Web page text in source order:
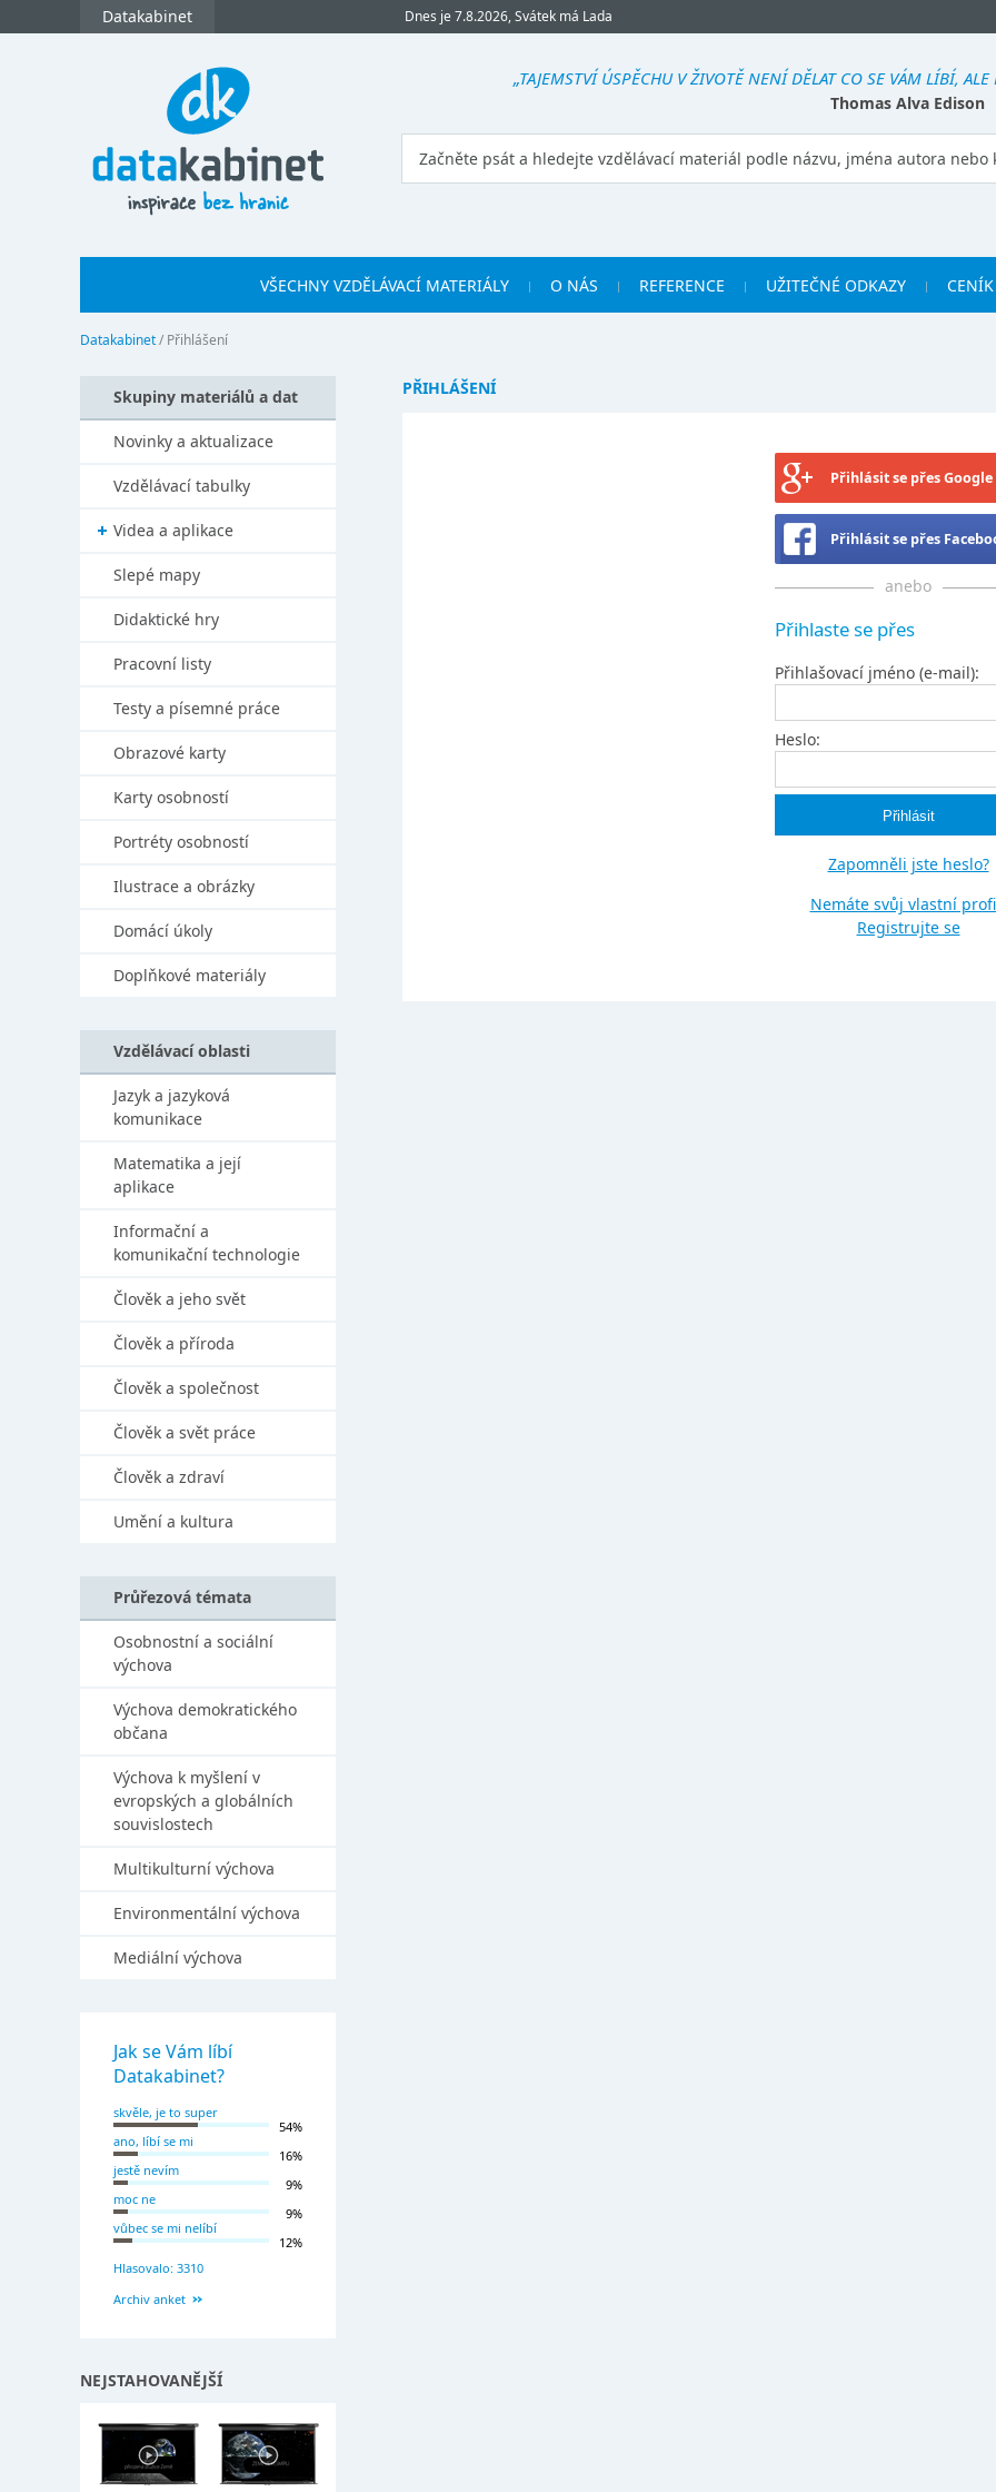
Datakabinet Dnes je 7.8.2026, Svátek má Lada
„TAJEMSTVÍ ÚSPĚCHU V ŽIVOTĚ NENÍ DĚLAT CO SE VÁM LÍBÍ,
Thomas Alva Edison
VŠECHNY VZDĚLÁVACÍ MATERIÁLY O NÁS REFERENCE UŽITEČNÉ ODKAZY
Datakabinet/ Přihlášení
PŘIHLÁŠENÍ
Přihlásit se přes Google
Přihlásit se přes
anebo
Přihlaste se přes
Přihlašovací jméno (e-mail):
Heslo:
Zapomněli jste heslo?
Nemáte svůj vlastní
Registrujte se
Skupiny materiálů a dat
Novinky a aktualizace
Vzdělávací tabulky
Videa a aplikace
Slepé mapy
Didaktické hry
Pracovní listy
Testy a písemné práce
Obrazové karty
Karty osobností
Portréty osobností
Ilustrace a obrázky
Domácí úkoly
Doplňkové materiály
Vzdělávací oblasti
Jazyk a jazyková
komunikace
Matematika a její
aplikace
Informační a
komunikační technologie
Člověk a jeho svět
Člověk a příroda
Člověk a společnost
Člověk a svět práce
Člověk a zdraví
Umění a kultura
Průřezová témata
Osobnostní a sociální
výchova
Výchova demokratického
občana
Výchova k myšlení v
evropských a globálních
souvislostech
Multikulturní výchova
Environmentální výchova
Mediální výchova
Jak se Vám líbí
Datakabinet?
skvěle, je to super
54%
ano, líbí se mi
16%
jestě nevím
9%
moc ne
9%
vůbec se mi nelíbí
12%
Hlasovalo: 3310
Archiv anket
NEJSTAHOVANĚJŠÍ